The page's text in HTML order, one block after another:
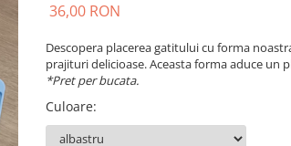
36,00 RON
Descopera placerea gatitului cu forma
prajituri delicioase. Aceasta forma aduce un
*Pret per bucata.
Culoare: